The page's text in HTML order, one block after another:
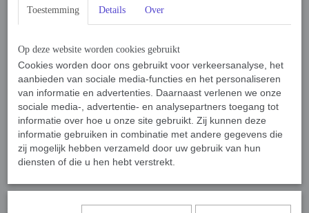
Home › Sport, Spel en Training › Springpole & Toebehoren
Sorteer op:
Toestemming Details Over
Op deze website worden cookies gebruikt
Cookies worden door ons gebruikt voor verkeersanalyse, het
aanbieden van sociale media-functies en het personaliseren
van informatie en advertenties. Daarnaast verlenen we onze
sociale media-, advertentie- en analysepartners toegang tot
informatie over hoe u onze site gebruikt. Zij kunnen deze
informatie gebruiken in combinatie met andere gegevens die
zij mogelijk hebben verzameld door uw gebruik van hun
diensten of die u hen hebt verstrekt.